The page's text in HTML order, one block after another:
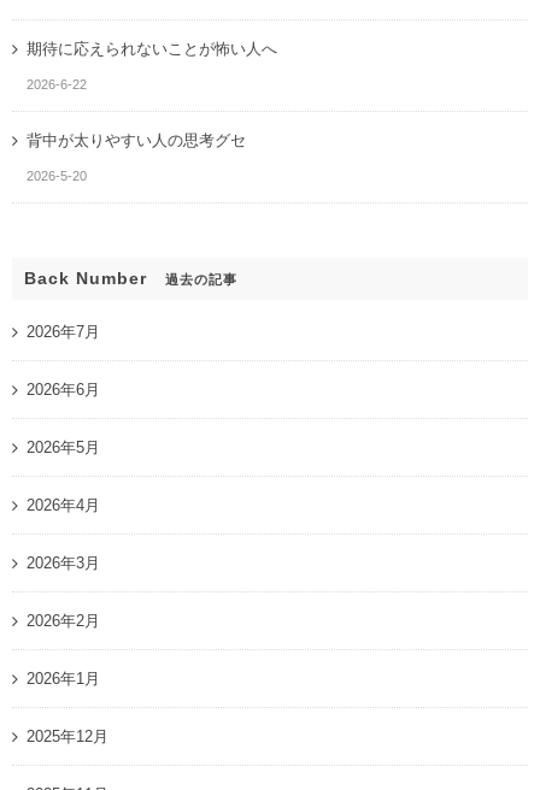
期待に応えられないことが怖い人へ
2026-6-22
背中が太りやすい人の思考グセ
2026-5-20
Back Number 過去の記事
2026年7月
2026年6月
2026年5月
2026年4月
2026年3月
2026年2月
2026年1月
2025年12月